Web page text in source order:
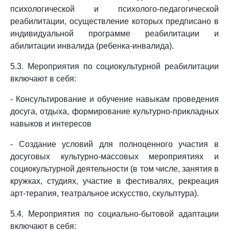
психологической и психолого-педагогической
реабилитации, осуществление которых предписано в
индивидуальной программе реабилитации и
абилитации инвалида (ребенка-инвалида).
5.3. Мероприятия по социокультурной реабилитации
включают в себя:
- Консультирование и обучение навыкам проведения
досуга, отдыха, формирование культурно-прикладных
навыков и интересов
- Создание условий для полноценного участия в
досуговых культурно-массовых мероприятиях и
социокультурной деятельности (в том числе, занятия в
кружках, студиях, участие в фестивалях, рекреация
арт-терапия, театральное искусство, скульптура).
5.4. Мероприятия по социально-бытовой адаптации
включают в себя: